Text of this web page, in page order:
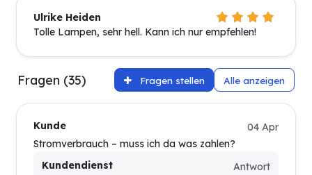
Ulrike Heiden
Tolle Lampen, sehr hell. Kann ich nur empfehlen!
Fragen (35) Fragen stellen Alle anzeigen
Kunde
04 Apr
Stromverbrauch – muss ich da was zahlen?
Kundendienst
Antwort